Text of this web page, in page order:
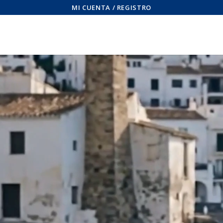
MI CUENTA / REGISTRO